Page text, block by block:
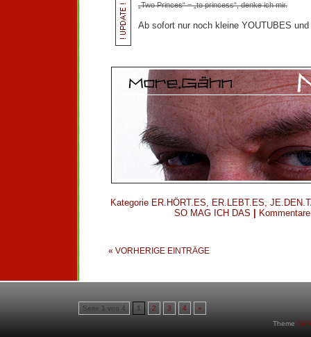
„Two Princes“ = „to princess“, denke ich mir.
Ab sofort nur noch kleine YOUTUBES
Kategorie ER.HÖRT.ES, ER.LEBT.ES,
SO MAG ICH DAS
« VORHERIGE EINTRÄGE
Seite 1 von 4 1 2 3 4
»
Theme